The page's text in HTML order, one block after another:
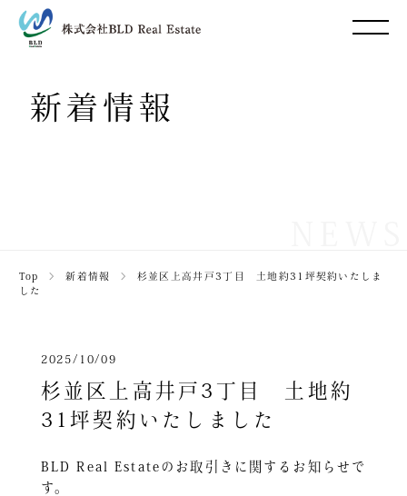
新着情報
Top ＞ 新着情報 ＞
杉並区上高井戸3丁目 土地約31坪契約いたしま
した
2025/10/09
杉並区上高井戸3丁目 土地約
31坪契約いたしました
BLD Real Estateのお取引きに関するお知らせで
す。